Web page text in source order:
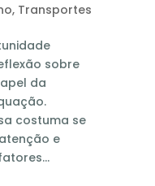
, Transportes
sobre
da
costuma se
e